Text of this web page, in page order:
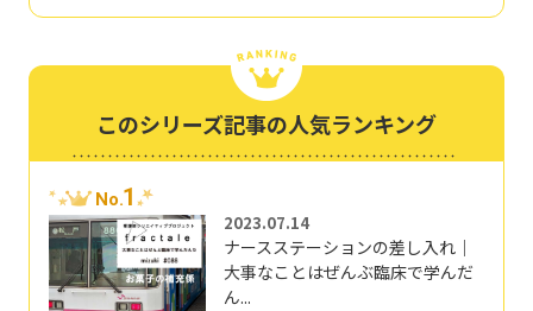
このシリーズ記事の人気ランキング
No.1
2023.07.14
ナースステーションの差し入れ｜
大事なことはぜんぶ臨床で学んだ
ん...